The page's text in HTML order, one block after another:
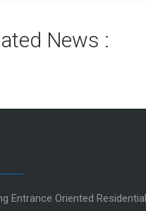
News :
Entrance Oriented